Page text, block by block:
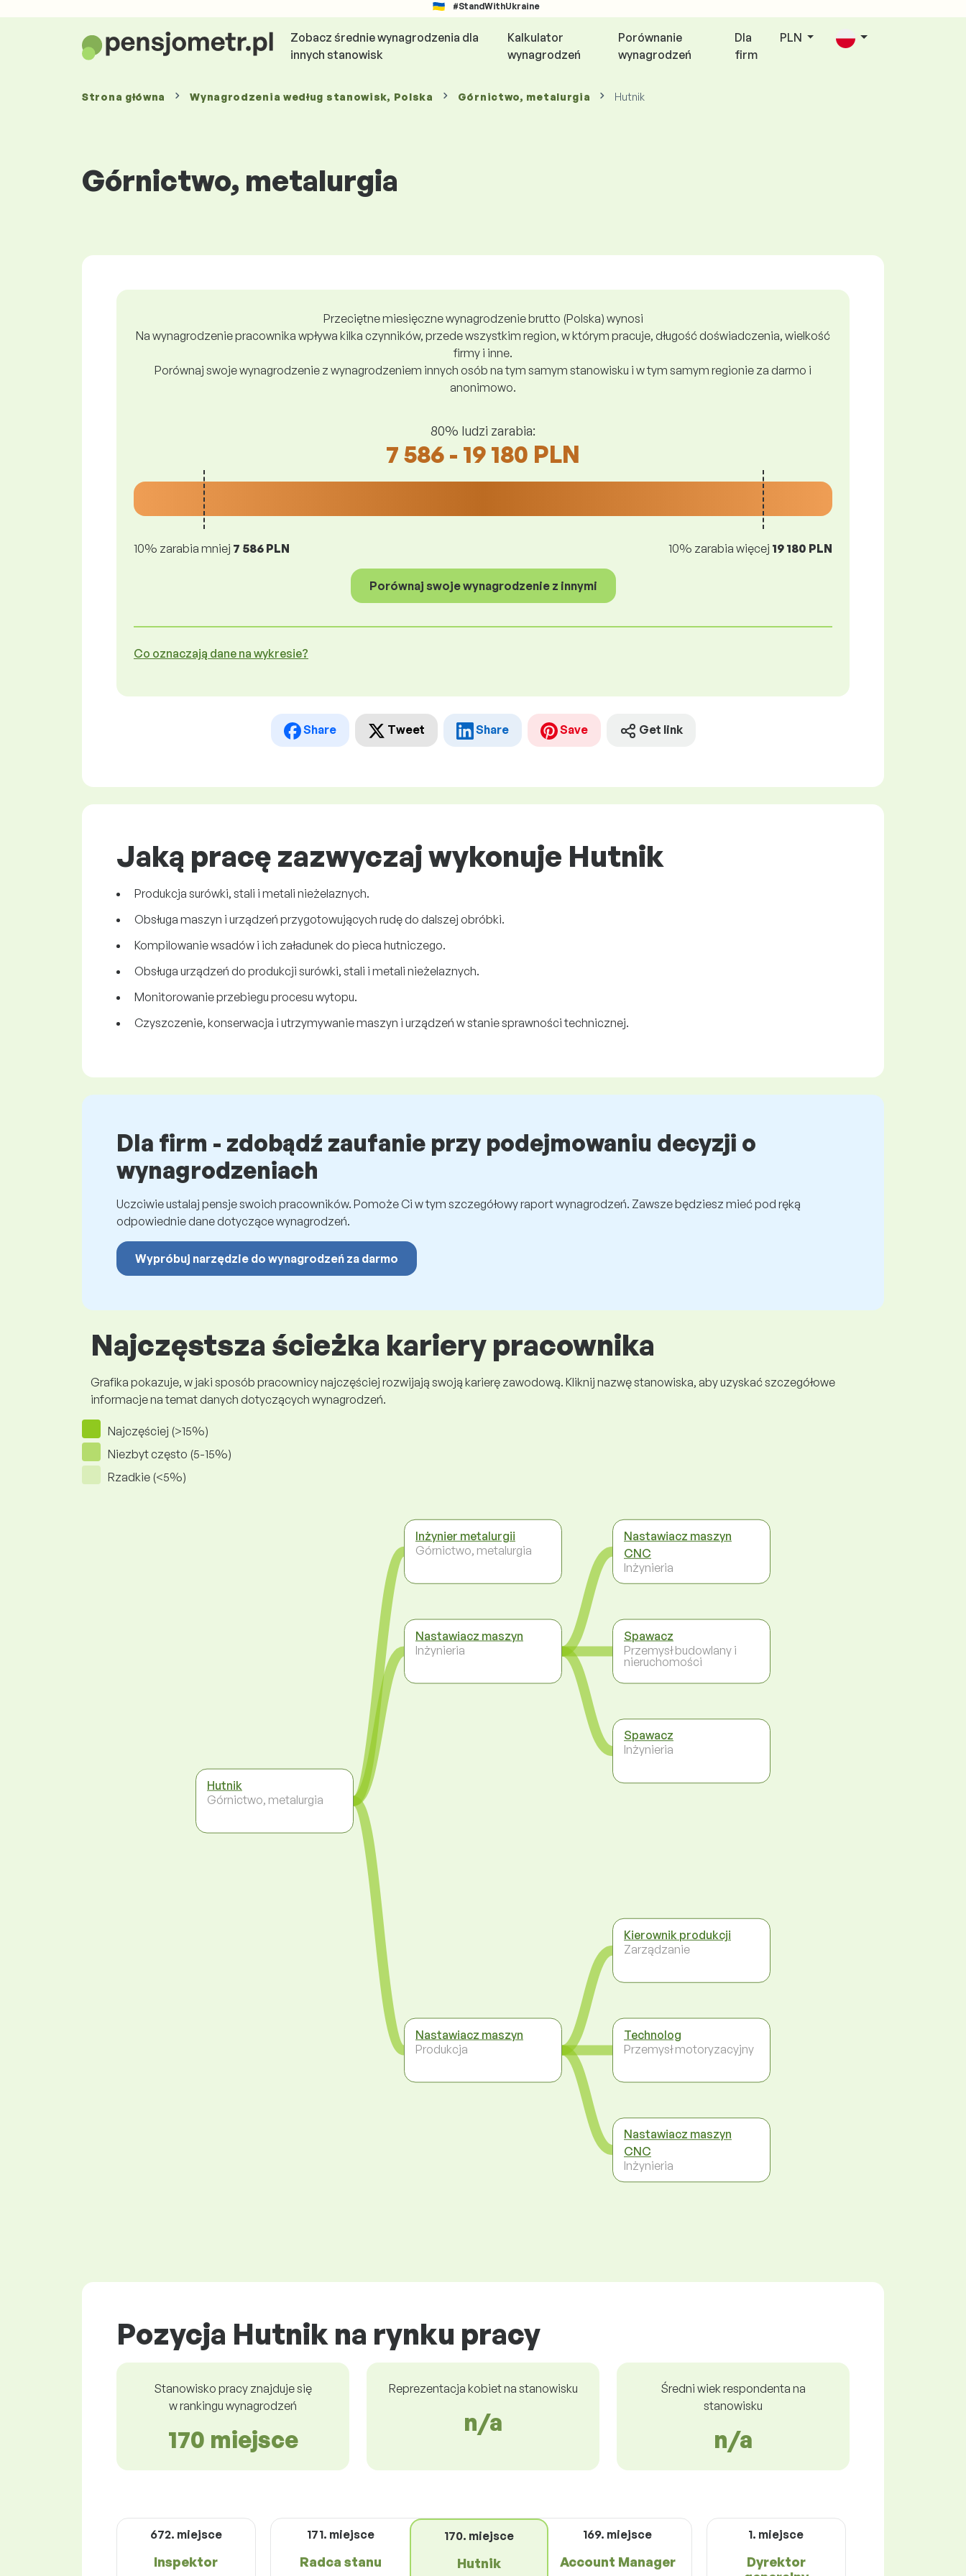
#StandWithUkraine
Zobacz średnie wynagrodzenia dla
innych stanowisk
Kalkulator
wynagrodzeń
Porównanie
wynagrodzeń
Dla
firm
PLN
Strona główna Wynagrodzenia według stanowisk, Polska Górnictwo, metalurgia Hutnik
Górnictwo, metalurgia
Przeciętne miesięczne wynagrodzenie brutto (Polska) wynosi
Na wynagrodzenie pracownika wpływa kilka czynników, przede wszystkim region, w którym pracuje, długość doświadczenia, wielkość
firmy i inne.
Porównaj swoje wynagrodzenie z wynagrodzeniem innych osób na tym samym stanowisku i w tym samym regionie za darmo i
anonimowo.
80% ludzi zarabia:
7 586 - 19 180 PLN
10% zarabia mniej 7 586 PLN 10% zarabia więcej 19 180 PLN
Porównaj swoje wynagrodzenie z innymi
Co oznaczają dane na wykresie?
Share Tweet Share Save Get link
Jaką pracę zazwyczaj wykonuje Hutnik
Produkcja surówki, stali i metali nieżelaznych.
Obsługa maszyn i urządzeń przygotowujących rudę do dalszej obróbki.
Kompilowanie wsadów i ich załadunek do pieca hutniczego.
Obsługa urządzeń do produkcji surówki, stali i metali nieżelaznych.
Monitorowanie przebiegu procesu wytopu.
Czyszczenie, konserwacja i utrzymywanie maszyn i urządzeń w stanie sprawności technicznej.
Dla firm - zdobądź zaufanie przy podejmowaniu decyzji o
wynagrodzeniach
Uczciwie ustalaj pensje swoich pracowników. Pomoże Ci w tym szczegółowy raport wynagrodzeń. Zawsze będziesz mieć pod ręką
odpowiednie dane dotyczące wynagrodzeń.
Wypróbuj narzędzie do wynagrodzeń za darmo
Najczęstsza ścieżka kariery pracownika
Grafika pokazuje, w jaki sposób pracownicy najczęściej rozwijają swoją karierę zawodową. Kliknij nazwę stanowiska, aby uzyskać szczegółowe
informacje na temat danych dotyczących wynagrodzeń.
Najczęściej (>15%)
Niezbyt często (5-15%)
Rzadkie (<5%)
Hutnik
Górnictwo, metalurgia
Inżynier metalurgii
Górnictwo, metalurgia
Nastawiacz maszyn
Inżynieria
Nastawiacz maszyn
Produkcja
Nastawiacz maszyn
CNC
Inżynieria
Spawacz
Przemysł budowlany i
nieruchomości
Spawacz
Inżynieria
Kierownik produkcji
Zarządzanie
Technolog
Przemysł motoryzacyjny
Nastawiacz maszyn
CNC
Inżynieria
Pozycja Hutnik na rynku pracy
Stanowisko pracy znajduje się
w rankingu wynagrodzeń
170 miejsce
Reprezentacja kobiet na stanowisku
n/a
Średni wiek respondenta na
stanowisku
n/a
672. miejsce
Inspektor
171. miejsce
Radca stanu
170. miejsce
Hutnik
169. miejsce
Account Manager
1. miejsce
Dyrektor